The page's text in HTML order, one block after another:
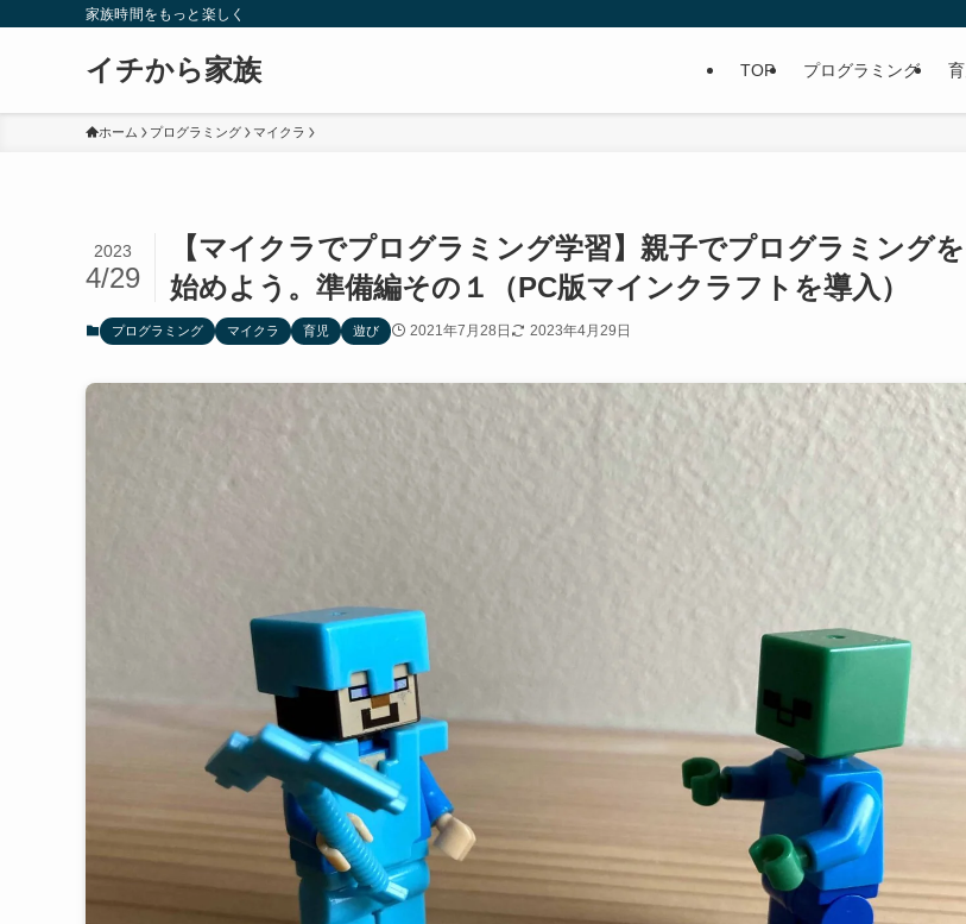
家族時間をもっと楽しく
イチから家族 TOP プログラミング
ホーム プログラミング マイクラ
【マイクラでプログラミング学習】親子でプログラミング
始めよう。準備編その１（PC版マインクラフトを導入）
2023
4/29
プログラミング マイクラ 育児 遊び 2021年7月28日 2023年4月29日